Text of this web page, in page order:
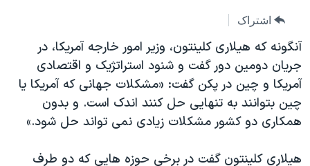
جهش
به
صفحه
اصلی
جهش
به
ایران
آمریکا
جهان
ورزشی
گزیده‌ها
برنامه های تلویزیونی
جدول برنامه ها
صفحه‌های ویژه
جام جهانی ۲۰۲۶
عملیات خشم حماسی
فرکانس‌های صدای آمریکا
پخش رادیویی
یادگیری زبان انگلیسی
اشتراک
آنگونه که هیلاری کلینتون، وزیر امور خارجه آمریکا، در
جریان دومین دور گفت و شنود استراتژیک و اقتصادی
آمریکا و چین در پکن گفت: «مشکلات جهانی که آمریکا یا
چین بتوانند به تنهایی حل کنند اندک است. و بدون
همکاری دو کشور مشکلات زیادی نمی تواند حل شود.»
هیلاری کلینتون گفت در برخی حوزه هایی که دو طرف